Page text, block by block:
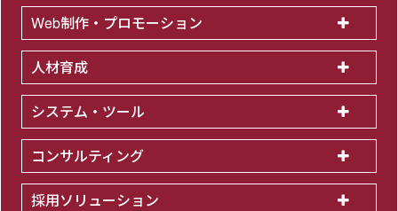
Web制作・プロモーション
人材育成
システム・ツール
コンサルティング
採用ソリューション